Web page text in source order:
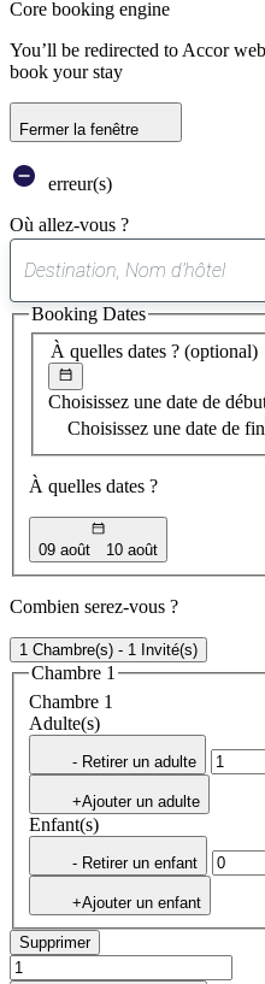
Core booking engine
You’ll be redirected to Accor
book your stay
Fermer la fenêtre
erreur(s)
Où allez-vous ?
À quelles dates ? (optional)
Choisissez une date de
Choisissez une date de fin
À quelles dates ?
09 août 10 août
Booking Dates
Combien serez-vous ?
1 Chambre(s) - 1 Invité(s)
Chambre 1
Chambre 1
Adulte(s)
- Retirer un adulte
+Ajouter un adulte
Enfant(s)
- Retirer un enfant
+Ajouter un enfant
Supprimer